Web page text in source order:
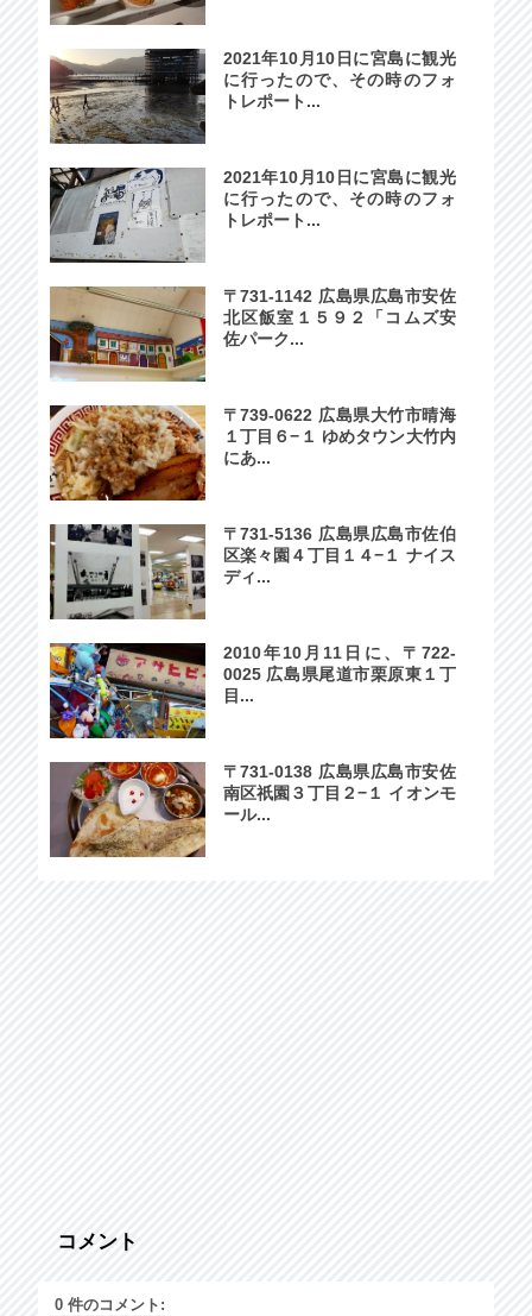
2021年10月10日に宮島に観光
に行ったので、その時のフォ
トレポート...
2021年10月10日に宮島に観光
に行ったので、その時のフォ
トレポート...
〒731-1142 広島県広島市安佐
北区飯室１５９２「コムズ安
佐パーク...
〒739-0622 広島県大竹市晴海
１丁目６−１ ゆめタウン大竹内
にあ...
〒731-5136 広島県広島市佐伯
区楽々園４丁目１４−１ ナイス
ディ...
2010年10月11日に、〒722-
0025 広島県尾道市栗原東１丁
目...
〒731-0138 広島県広島市安佐
南区祇園３丁目２−１ イオンモ
ール...
コメント
0 件のコメント: